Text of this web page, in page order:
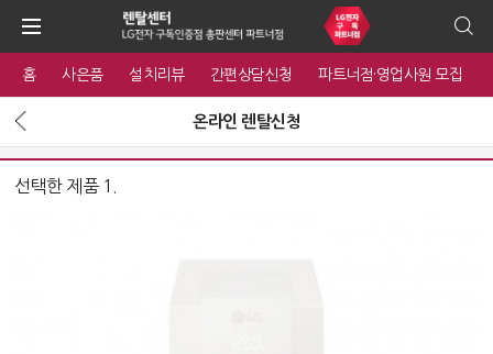
홈 사은품 설치리뷰 간편상담신청 파트너점·영업사원 모집
온라인 렌탈신청
선택한 제품 1.